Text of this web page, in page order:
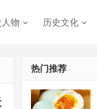
物 历史文化
热门推荐